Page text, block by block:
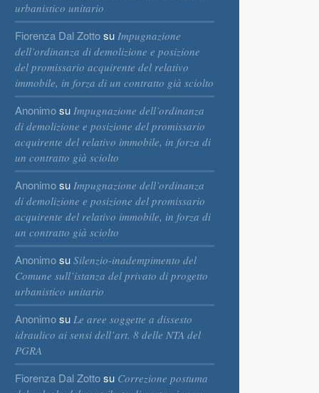
urbanistico unitario
Fiorenza Dal Zottosu Impugnazione
dell’ordinanza di demolizione e posizione
del promissario acquirente del relativo
immobile, in forza di un contratto già sciolto
Anonimosu Impugnazione dell’ordinanza
di demolizione e posizione del promissario
acquirente del relativo immobile, in forza di
un contratto già sciolto
Anonimosu Impugnazione dell’ordinanza
di demolizione e posizione del promissario
acquirente del relativo immobile, in forza di
un contratto già sciolto
Anonimosu Silenzio-inadempimento del
Comune sull’istanza del privato di progetto
urbanistico unitario
Anonimosu Le aree soggette a dissesto
idraulico ai sensi dell’art. 8 delle NTA del
PGRA
Fiorenza Dal Zottosu Correzione postuma